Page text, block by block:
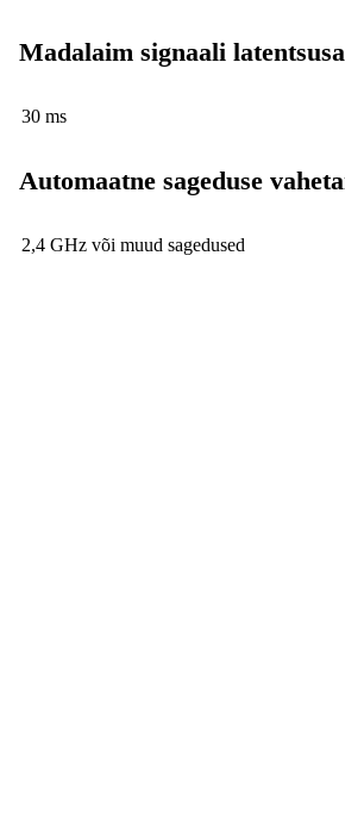
Madalaim signaali
30 ms
Automaatne sageduse
2,4 GHz või muud sagedused